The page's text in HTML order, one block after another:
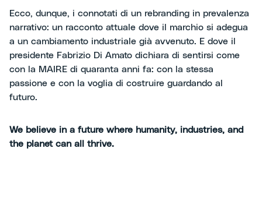
Ecco, dunque, i connotati di un rebranding in prevalenza
narrativo: un racconto attuale dove il marchio si adegua
a un cambiamento industriale già avvenuto. E dove il
presidente Fabrizio Di Amato dichiara di sentirsi come
con la MAIRE di quaranta anni fa: con la stessa
passione e con la voglia di costruire guardando al
futuro.
We believe in a future where humanity, industries, and
the planet can all thrive.